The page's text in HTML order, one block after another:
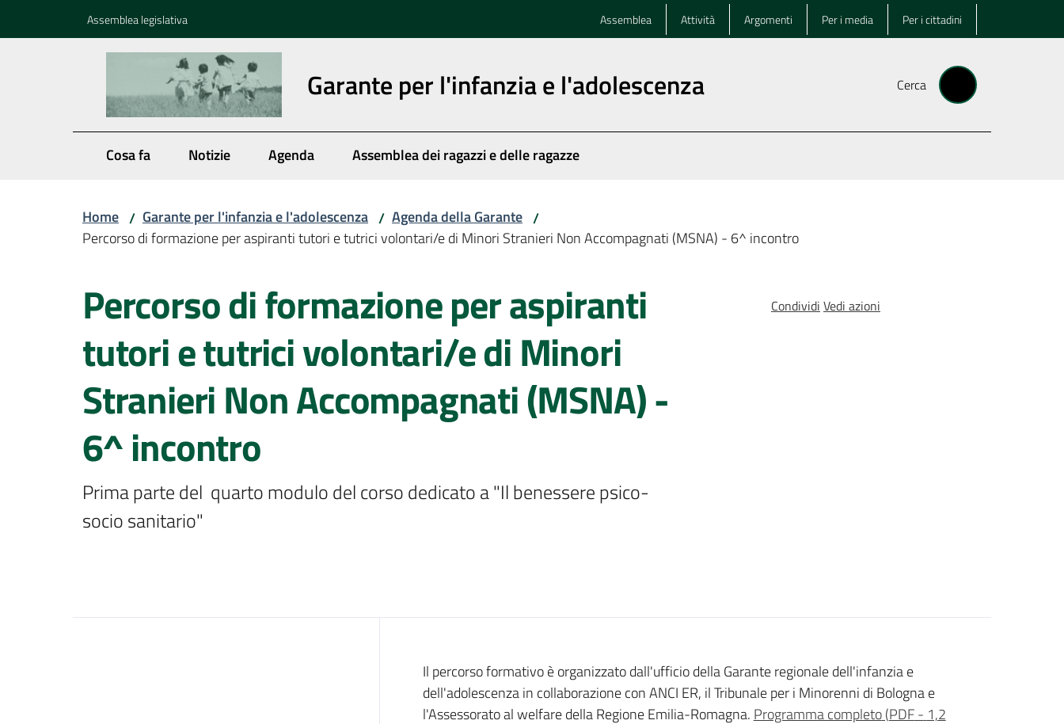
Assemblea legislativa Assemblea Attività Argomenti Per i media Per i cittadini
Garante per l'infanzia e l'adolescenza Cerca
Cosa fa Notizie Agenda Assemblea dei ragazzi e delle ragazze
Home / Garante per l'infanzia e l'adolescenza / Agenda della Garante /
Percorso di formazione per aspiranti tutori e tutrici volontari/e di Minori Stranieri Non Accompagnati (MSNA) - 6^ incontro
Percorso di formazione per aspiranti
tutori e tutrici volontari/e di Minori
Stranieri Non Accompagnati (MSNA) -
6^ incontro
Prima parte del  quarto modulo del corso dedicato a "Il benessere psico-
socio sanitario"
Condividi Vedi azioni
Cos'è
Il percorso formativo è organizzato dall'ufficio della Garante regionale dell'infanzia e
dell'adolescenza in collaborazione con ANCI ER, il Tribunale per i Minorenni di Bologna e
l'Assessorato al welfare della Regione Emilia-Romagna. Programma completo(PDF- 1,2